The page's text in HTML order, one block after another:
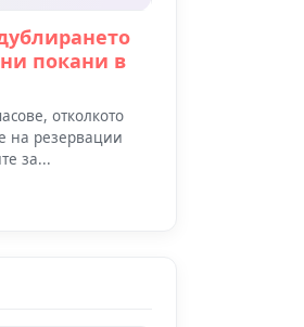
покани в
отколкото
на резервации
за...